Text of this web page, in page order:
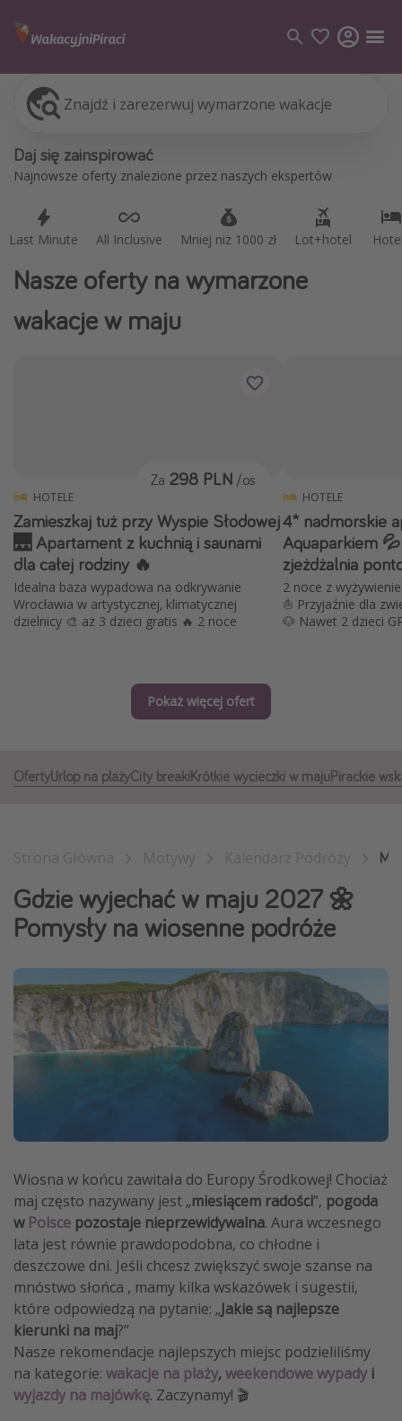
Znajdź i zarezerwuj wymarzone wakacje
Daj się zainspirować
Najnowsze oferty znalezione przez naszych ekspertów
Last Minute All Inclusive Mniej niż 1000 zł Lot+hotel
Last Minute
Loty
Wakacje
Malediwy
Azja Południowo-Wschodnia
Tajlandia
Wszystkie kierunki
Wakacje Last Minute
Wakacje All Inclusive
Wakacje z dziećmi
Hotele SPA i wellness
Sylwester za granicą
Wyjazd na narty
Wyjazdy na Majówkę
Wszystkie
Więcej tematów
Newsy, ciekawostki, porady podróżnicze
Kalendarz podróży
Nasze oferty na wymarzone
wakacje w maju
HOTELE
Zamieszkaj tuż przy Wyspie Słodowej
🌉 Apartament z kuchnią i saunami
dla całej rodziny 🔥
Idealna baza wypadowa na odkrywanie
Wrocławia w artystycznej, klimatycznej
dzielnicy 🎨 aż 3 dzieci gratis 🔥 2 noce
Za 298 PLN /os
HOTELE
4* nadmorskie
Aquaparkiem
zjeżdżalnia
2 noce z
⛵️ Przyjaźnie dla
🐶 Nawet 2 dzieci
Pokaż więcej ofert
OfertyUrlop na plażyCity breakiKrótkie wycieczki w majuPirackie
Gdzie wyjechać w maju 2027 🌼
Pomysły na wiosenne podróże
Wiosna w końcu zawitała do Europy Środkowej! Chociaż
maj często nazywany jest „miesiącem radości”, pogoda
w Polsce pozostaje nieprzewidywalna. Aura wczesnego
lata jest równie prawdopodobna, co chłodne i
deszczowe dni. Jeśli chcesz zwiększyć swoje szanse na
mnóstwo słońca , mamy kilka wskazówek i sugestii,
które odpowiedzą na pytanie: „Jakie są najlepsze
kierunki na maj?”
Nasze rekomendacje najlepszych miejsc podzieliliśmy
na kategorie: wakacje na plaży, weekendowe wypady i
wyjazdy na majówkę. Zaczynamy! 🎬